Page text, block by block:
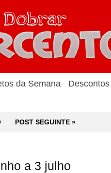
da Semana Descontos
POST SEGUINTE »
a 3 julho